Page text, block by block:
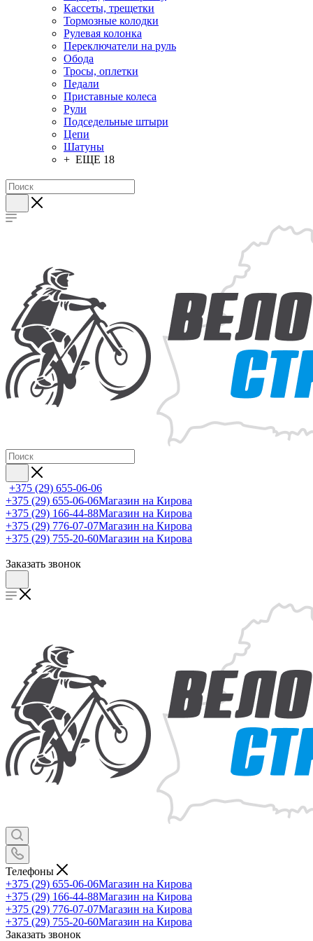
Кассеты, трещетки
Тормозные колодки
Рулевая колонка
Переключатели на руль
Обода
Тросы, оплетки
Педали
Приставные колеса
Рули
Подседельные штыри
Цепи
Шатуны
+ ЕЩЕ 18
+375 (29) 655-06-06
+375 (29) 655-06-06Магазин на Кирова
+375 (29) 166-44-88Магазин на Кирова
+375 (29) 776-07-07Магазин на Кирова
+375 (29) 755-20-60Магазин на Кирова
Заказать звонок
Телефоны
+375 (29) 655-06-06Магазин на Кирова
+375 (29) 166-44-88Магазин на Кирова
+375 (29) 776-07-07Магазин на Кирова
+375 (29) 755-20-60Магазин на Кирова
Заказать звонок